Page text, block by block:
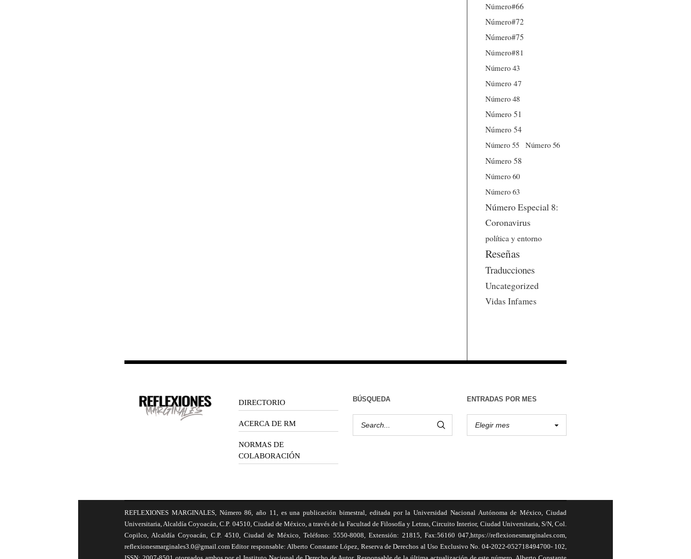
Número#66
Número#72
Número#75
Número#81
Número 43
Número 47
Número 48
Número 51
Número 54
Número 55
Número 56
Número 58
Número 60
Número 63
Número Especial 8:
Coronavirus
política y entorno
Reseñas
Traducciones
Uncategorized
Vidas Infames
DIRECTORIO
ACERCA DE RM
NORMAS DE
COLABORACIÓN
BÚSQUEDA ENTRADAS POR MES
REFLEXIONES MARGINALES, Número 86, año 11, es una publicación bimestral, editada por la Universidad Nacional Autónoma de México, Ciudad
Universitaria, Alcaldía Coyoacán, C.P. 04510, Ciudad de México, a través de la Facultad de Filosofía y Letras, Circuito Interior, Ciudad Universitaria, S/N, Col.
Copilco, Alcaldía Coyoacán, C.P. 4510, Ciudad de México, Teléfono: 5550-8008, Extensión: 21815, Fax:56160 047,https://reflexionesmarginales.com,
reflexionesmarginales3.0@gmail.com Editor responsable: Alberto Constante López, Reserva de Derechos al Uso Exclusivo No. 04-2022-052718494700- 102,